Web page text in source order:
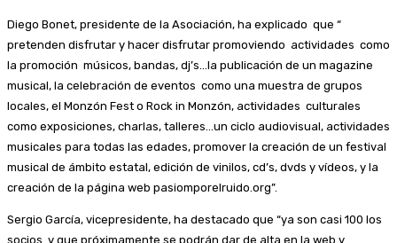
Diego Bonet, presidente de la Asociación, ha explicado que “
pretenden disfrutar y hacer disfrutar promoviendo actividades como
la promoción músicos, bandas, dj’s…la publicación de un magazine
musical, la celebración de eventos como una muestra de grupos
locales, el Monzón Fest o Rock in Monzón, actividades culturales
como exposiciones, charlas, talleres…un ciclo audiovisual, actividades
musicales para todas las edades, promover la creación de un festival
musical de ámbito estatal, edición de vinilos, cd’s, dvds y vídeos, y la
creación de la página web pasiomporelruido.org”.
Sergio García, vicepresidente, ha destacado que “ya son casi 100 los
socios y que próximamente se podrán dar de alta en la web y